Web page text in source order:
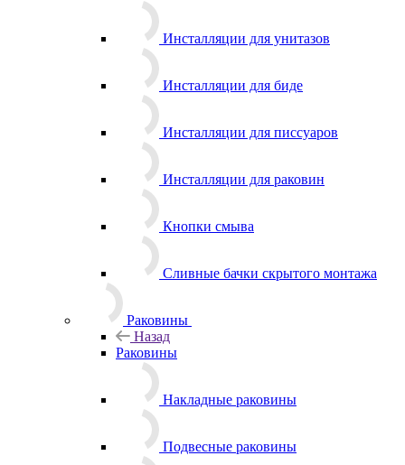
Инсталляции для унитазов
Инсталляции для биде
Инсталляции для писсуаров
Инсталляции для раковин
Кнопки смыва
Сливные бачки скрытого монтажа
Раковины
Назад
Раковины
Накладные раковины
Подвесные раковины